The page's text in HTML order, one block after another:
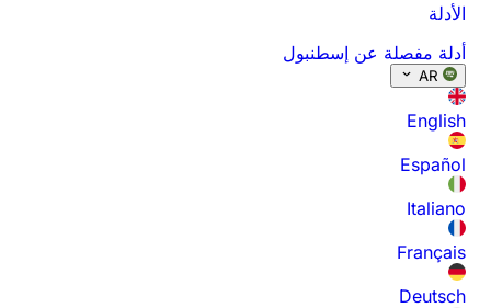
الأدلة
أدلة مفصلة عن إسطنبول
AR
English
Español
Italiano
Français
Deutsch